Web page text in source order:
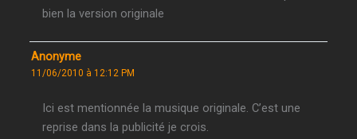
bien la version originale
Anonyme
11/06/2010 à 12:12 PM
Ici est mentionnée la musique originale. C’est une
reprise dans la publicité je crois.